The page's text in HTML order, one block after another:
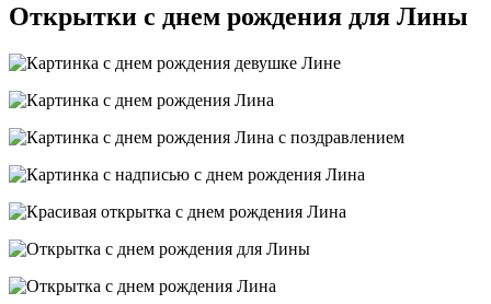
Открытки с днем рождения для Лины